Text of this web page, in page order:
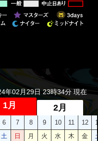
施行
者関
総合
払戻
ギャ
ンブ
1月 2月
年02月29日 23時34分 現在
6 7 8 9 10 11 12
土 日 月 火 水 木 金